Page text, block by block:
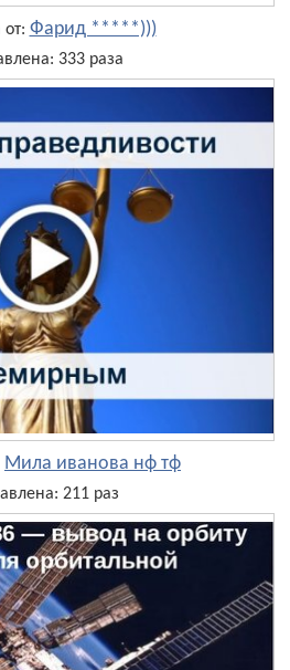
Фарид *****)))
333 раза
Мила иванова нф тф
211 раз